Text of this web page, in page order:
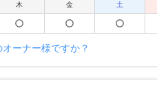
木 金 土
ーナー様ですか？